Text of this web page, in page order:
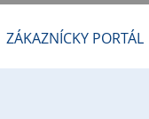
ZÁKAZNÍCKY PORTÁL